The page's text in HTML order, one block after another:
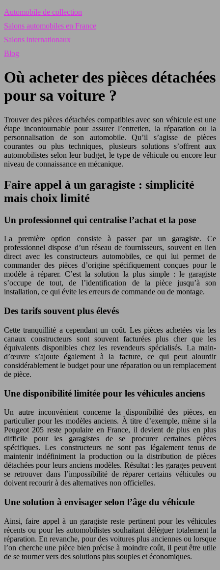
Automobile de collection
Salons automobiles en France
Salons internationaux
Blog
Où acheter des pièces détachées
pour sa voiture ?
Trouver des pièces détachées compatibles avec son véhicule est une
étape incontournable pour assurer l’entretien, la réparation ou la
personnalisation de son automobile. Qu’il s’agisse de pièces
courantes ou plus techniques, plusieurs solutions s’offrent aux
automobilistes selon leur budget, le type de véhicule ou encore leur
niveau de connaissance en mécanique.
Faire appel à un garagiste : simplicité
mais choix limité
Un professionnel qui centralise l’achat et la pose
La première option consiste à passer par un garagiste. Ce
professionnel dispose d’un réseau de fournisseurs, souvent en lien
direct avec les constructeurs automobiles, ce qui lui permet de
commander des pièces d’origine spécifiquement conçues pour le
modèle à réparer. C’est la solution la plus simple : le garagiste
s’occupe de tout, de l’identification de la pièce jusqu’à son
installation, ce qui évite les erreurs de commande ou de montage.
Des tarifs souvent plus élevés
Cette tranquillité a cependant un coût. Les pièces achetées via les
canaux constructeurs sont souvent facturées plus cher que les
équivalents disponibles chez les revendeurs spécialisés. La main-
d’œuvre s’ajoute également à la facture, ce qui peut alourdir
considérablement le budget pour une réparation ou un remplacement
de pièce.
Une disponibilité limitée pour les véhicules anciens
Un autre inconvénient concerne la disponibilité des pièces, en
particulier pour les modèles anciens. À titre d’exemple, même si la
Peugeot 205 reste populaire en France, il devient de plus en plus
difficile pour les garagistes de se procurer certaines pièces
spécifiques. Les constructeurs ne sont pas légalement tenus de
maintenir indéfiniment la production ou la distribution de pièces
détachées pour leurs anciens modèles. Résultat : les garages peuvent
se retrouver dans l’impossibilité de réparer certains véhicules ou
doivent recourir à des alternatives non officielles.
Une solution à envisager selon l’âge du véhicule
Ainsi, faire appel à un garagiste reste pertinent pour les véhicules
récents ou pour les automobilistes souhaitant déléguer totalement la
réparation. En revanche, pour des voitures plus anciennes ou lorsque
l’on cherche une pièce bien précise à moindre coût, il peut être utile
de se tourner vers des solutions plus souples et économiques.